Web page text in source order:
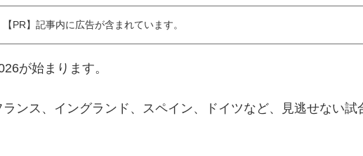
【PR】記事内に広告が含まれています。
が始まります。
ンス、イングランド、スペイン、ドイツなど、見逃せない試